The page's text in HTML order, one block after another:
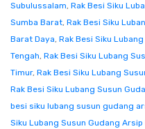
Subulussalam, Rak Besi Siku
Sumba Barat, Rak Besi Siku
Barat Daya, Rak Besi Siku
Tengah, Rak Besi Siku Lubang
Timur, Rak Besi Siku Lubang
Rak Besi Siku Lubang Susun
besi siku lubang susun gudang
Siku Lubang Susun Gudang